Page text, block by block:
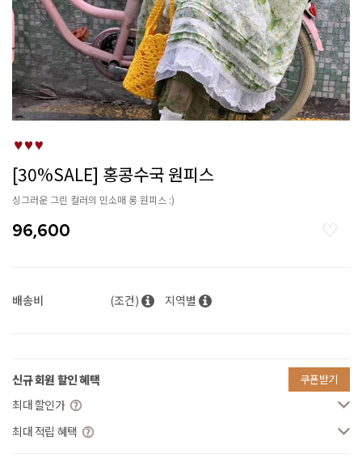
[30%SALE] 홍콩수국 원피스
싱그러운 그린 컬러의 민소매 롱 원피스 :)
96,600
배송비 (조건) 지역별
신규 회원 할인 혜택 쿠폰받기
최대 할인가
최대 적립 혜택